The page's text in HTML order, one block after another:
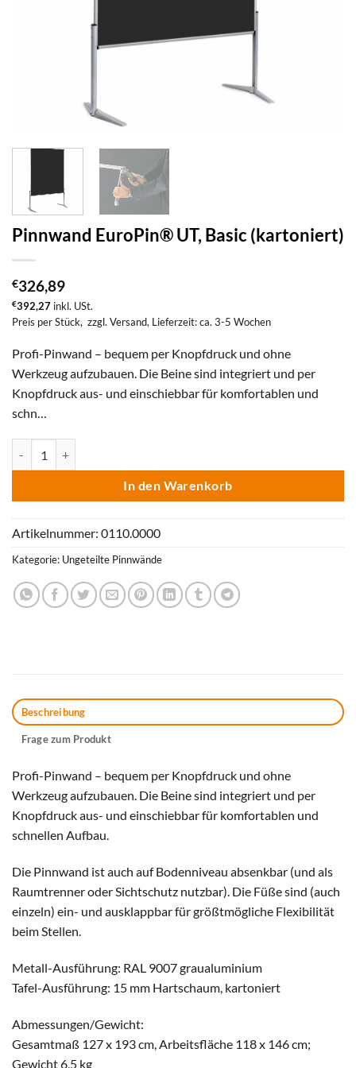
Pinnwand EuroPin® UT, Basic (kartoniert)
€326,89
€392,27 inkl. USt.
Preis per Stück, zzgl. Versand, Lieferzeit: ca. 3-5 Wochen
Profi-Pinwand – bequem per Knopfdruck und ohne
Werkzeug aufzubauen. Die Beine sind integriert und per
Knopfdruck aus- und einschiebbar für komfortablen und
schn…
In den Warenkorb
Artikelnummer: 0110.0000
Kategorie: Ungeteilte Pinnwände
Beschreibung
Frage zum Produkt
Profi-Pinwand – bequem per Knopfdruck und ohne
Werkzeug aufzubauen. Die Beine sind integriert und per
Knopfdruck aus- und einschiebbar für komfortablen und
schnellen Aufbau.
Die Pinnwand ist auch auf Bodenniveau absenkbar (und als
Raumtrenner oder Sichtschutz nutzbar). Die Füße sind (auch
einzeln) ein- und ausklappbar für größtmögliche Flexibilität
beim Stellen.
Metall-Ausführung: RAL 9007 graualuminium
Tafel-Ausführung: 15 mm Hartschaum, kartoniert
Abmessungen/Gewicht:
Gesamtmaß 127 x 193 cm, Arbeitsfläche 118 x 146 cm;
Gewicht 6,5 kg